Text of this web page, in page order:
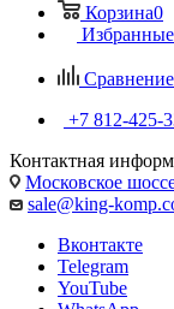
Корзина0
+7 812-425-
Контактная
Московское
sale@king-
Вконтакте
Telegram
YouTube